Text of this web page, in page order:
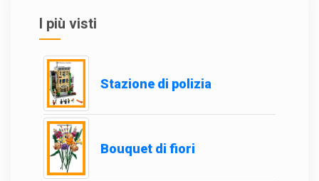
I più visti
Stazione di polizia
Bouquet di fiori